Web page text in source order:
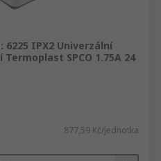
6225 IPX2 Univerzální
SPCO 1.75A 24
877,59 Kč/jednotka